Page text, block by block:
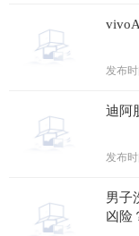
发布
迪阿
发布
男子
凶险